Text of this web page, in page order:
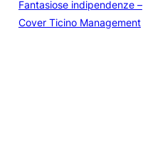
Fantasiose indipendenze –
Cover Ticino Management